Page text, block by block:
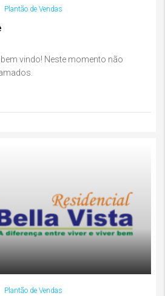
Plantão de Vendas
bem vindo! Neste momento não
Plantão de Vendas